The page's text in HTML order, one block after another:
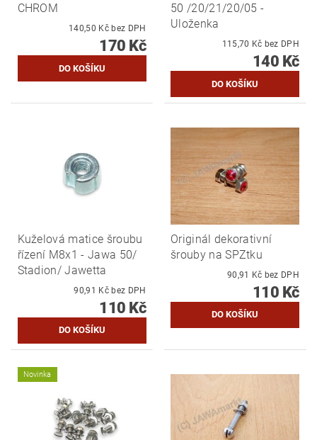
CHROM
140,50 Kč bez DPH
170 Kč
50 /20/21/20/05 -
Uloženka
115,70 Kč bez DPH
140 Kč
Kuželová matice šroubu
řízení M8x1 - Jawa 50/
Stadion/ Jawetta
90,91 Kč bez DPH
110 Kč
Originál dekorativní
šrouby na SPZtku
90,91 Kč bez DPH
110 Kč
Novinka